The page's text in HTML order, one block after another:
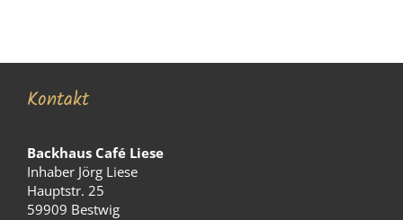
Kontakt
Backhaus Café Liese
Inhaber Jörg Liese
Hauptstr. 25
59909 Bestwig